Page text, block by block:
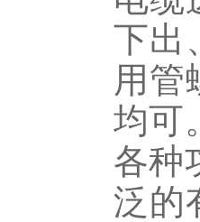
下出
用管
均可
各种
泛的